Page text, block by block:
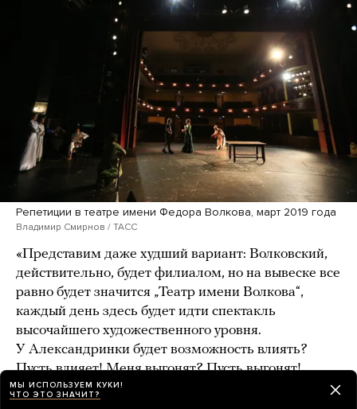
Репетиции в театре имени Федора Волкова, март 2019 года
Владимир Смирнов / ТАСС
«Представим даже худший вариант: Волковский,
действительно, будет филиалом, но на вывеске все
равно будет значится „Театр имени Волкова“,
каждый день здесь будет идти спектакль
высочайшего художественного уровня.
У Александринки будет возможность влиять?
Пусть влияет! Меня выгонят? Пусть выгонят!
Но театру будет лучше», — уверен Марчелли.
МЫ ИСПОЛЬЗУЕМ КУКИ!
ЧТО ЭТО ЗНАЧИТ?